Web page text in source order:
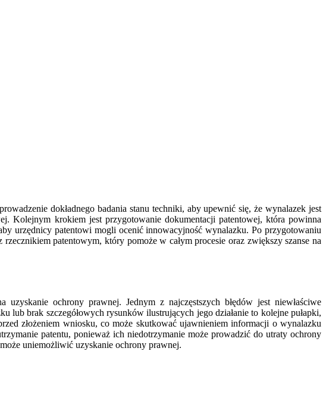
dokładnego badania stanu techniki, aby upewnić się, że wynalazek jest
Kolejnym krokiem jest przygotowanie dokumentacji patentowej, która powinna
urzędnicy patentowi mogli ocenić innowacyjność wynalazku. Po przygotowaniu
patentowym, który pomoże w całym procesie oraz zwiększy szanse na
uzyskanie ochrony prawnej. Jednym z najczęstszych błędów jest niewłaściwe
brak szczegółowych rysunków ilustrujących jego działanie to kolejne pułapki,
złożeniem wniosku, co może skutkować ujawnieniem informacji o wynalazku
patentu, ponieważ ich niedotrzymanie może prowadzić do utraty ochrony
uniemożliwić uzyskanie ochrony prawnej.